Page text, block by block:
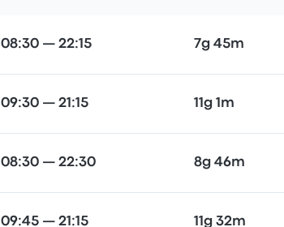
08:30 — 22:15 7g 45m
09:30 — 21:15 11g 1m
08:30 — 22:30 8g 46m
09:45 — 21:15 11g 32m